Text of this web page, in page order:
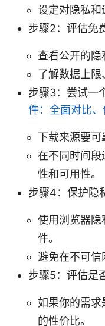
设定对隐私和
步骤2：评估免
查看公开的隐
了解数据上限
步骤3：尝试一
件：全面对比
下载来源要可
在不同时间段
性和可用性。
步骤4：保护隐
使用浏览器隐
件。
避免在不可信
步骤5：评估是
如果你的需求
的性价比。